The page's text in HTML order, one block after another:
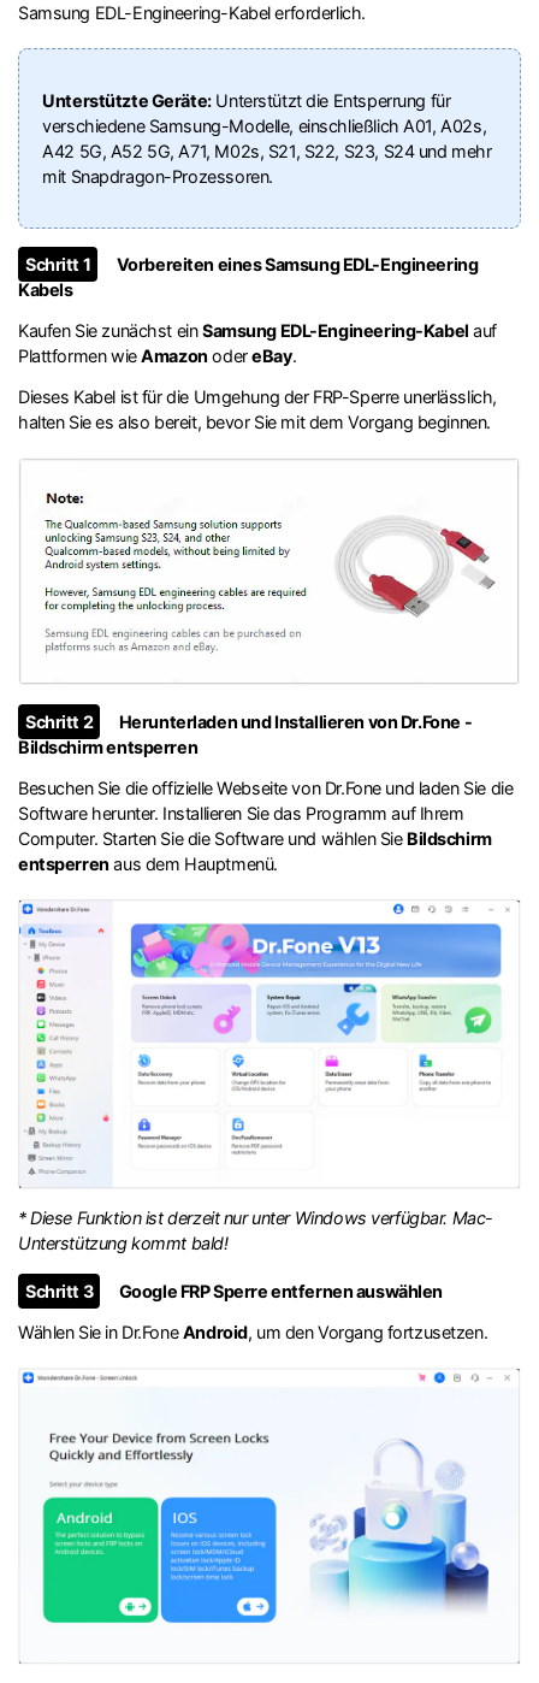
Samsung EDL-Engineering-Kabel erforderlich.
Unterstützte Geräte:Unterstützt die Entsperrung für
verschiedene Samsung-Modelle, einschließlich A01, A02s,
A42 5G, A52 5G, A71, M02s, S21, S22, S23, S24 und mehr
mit Snapdragon-Prozessoren.
Schritt 1
Vorbereiten eines Samsung EDL-Engineering
Kabels
Kaufen Sie zunächst einSamsung EDL-Engineering-Kabel auf
Plattformen wieAmazon odereBay.
Dieses Kabel ist für die Umgehung der FRP-Sperre unerlässlich,
halten Sie es also bereit, bevor Sie mit dem Vorgang beginnen.
Schritt 2
Herunterladen und Installieren von Dr.Fone -
Bildschirm entsperren
Besuchen Sie die offizielle Webseite von Dr.Fone und laden Sie die
Software herunter. Installieren Sie das Programm auf Ihrem
Computer. Starten Sie die Software und wählen Sie Bildschirm
entsperren aus dem Hauptmenü.
* Diese Funktion ist derzeit nur unter Windows verfügbar. Mac-
Unterstützung kommt bald!
Schritt 3
Google FRP Sperre entfernen auswählen
Wählen Sie in Dr.FoneAndroid, um den Vorgang fortzusetzen.